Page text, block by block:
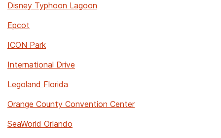
Disney Typhoon Lagoon
Epcot
ICON Park
International Drive
Legoland Florida
Orange County Convention Center
SeaWorld Orlando